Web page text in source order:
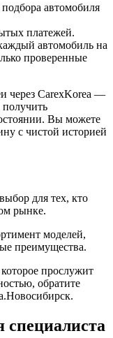
автомобиля
платежей.
автомобиль на
проверенные
через CarexKorea —
получить
Вы можете
с чистой историей
для тех, кто
рынке.
моделей,
преимущества.
прослужит
обратите
специалиста